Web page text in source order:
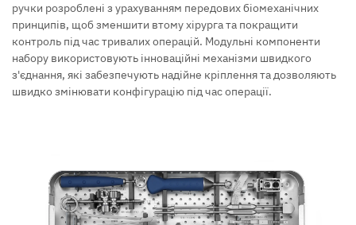
ручки розроблені з урахуванням передових біомеханічних
принципів, щоб зменшити втому хірурга та покращити
контроль під час тривалих операцій. Модульні компоненти
набору використовують інноваційні механізми швидкого
з'єднання, які забезпечують надійне кріплення та дозволяють
швидко змінювати конфігурацію під час операції.